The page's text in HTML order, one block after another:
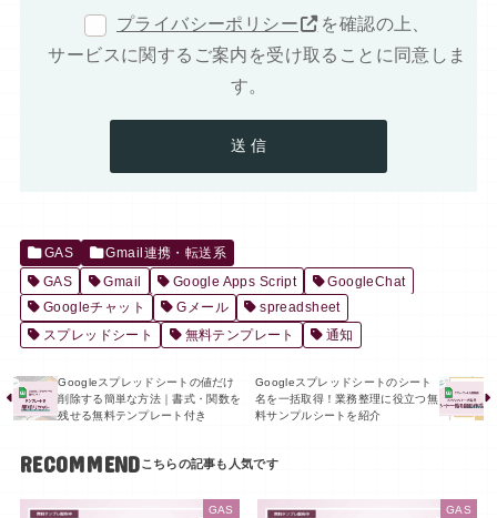
プライバシーポリシー
を確認の上、
サービスに関するご案内を受け取ることに同意しま
す。
GAS
Gmail連携・転送系
GAS
Gmail Google Apps Script
GoogleChat
Googleチャット
Gメール
spreadsheet
スプレッドシート
無料テンプレート 通知
Googleスプレッドシートの値だけ
削除する簡単な方法｜書式・関数を
残せる無料テンプレート付き
Googleスプレッドシートのシート
名を一括取得！業務整理に役立つ無
料サンプルシートを紹介
RECOMMEND
GAS GAS